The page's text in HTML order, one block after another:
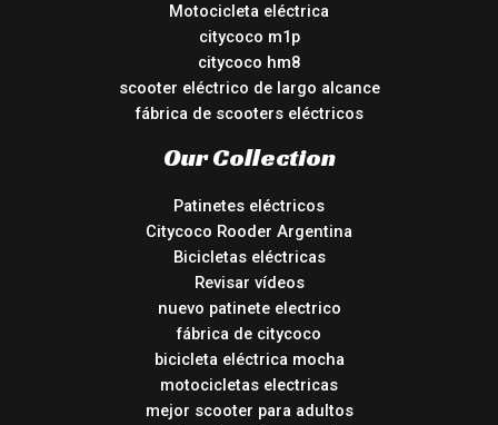
Motocicleta eléctrica
citycoco m1p
citycoco hm8
scooter eléctrico de largo alcance
fábrica de scooters eléctricos
Our Collection
Patinetes eléctricos
Citycoco Rooder Argentina
Bicicletas eléctricas
Revisar vídeos
nuevo patinete electrico
fábrica de citycoco
bicicleta eléctrica mocha
motocicletas electricas
mejor scooter para adultos